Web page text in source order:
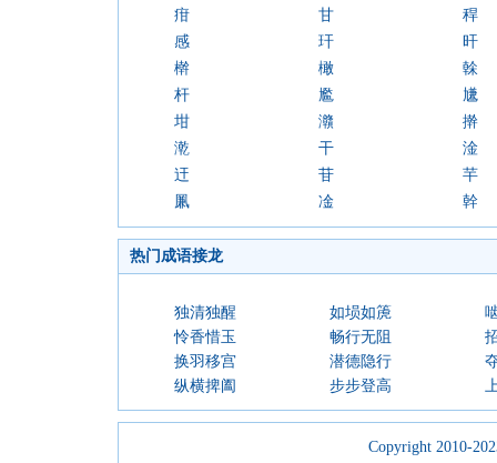
疳
甘
稈
感
玕
旰
檊
橄
榦
杆
尷
尲
坩
灨
擀
漧
干
淦
迀
苷
芉
凲
凎 幹
热门成语接龙
独清独醒 如埙如箎
怜香惜玉
畅行无阻
换羽移宫
潜德隐行
纵横捭阖
步步登高
Copyright 2010-